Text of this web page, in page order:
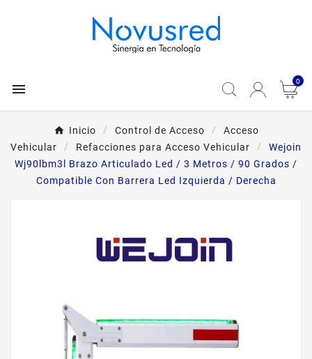
 0
Inicio Control de Acceso
Acceso
Vehicular
Refacciones para Acceso Vehicular
Wejoin
Wj90lbm3l Brazo Articulado Led / 3 Metros / 90 Grados /
Compatible Con Barrera Led Izquierda / Derecha